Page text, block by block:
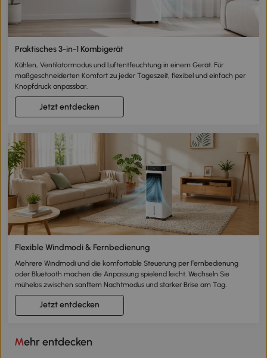
Praktisches 3-in-1 Kombigerät
Kühlen, Ventilatormodus und Luftentfeuchtung in einem Gerät. Für
maßgeschneiderten Komfort zu jeder Tageszeit, flexibel und einfach per
Knopfdruck anpassbar.
Jetzt entdecken
Flexible Windmodi & Fernbedienung
Mehrere Windmodi und die komfortable Steuerung per Fernbedienung
oder Bluetooth machen die Anpassung spielend leicht. Wechseln Sie
mühelos zwischen sanftem Nachtmodus und starker Brise am Tag.
Jetzt entdecken
Mehr entdecken